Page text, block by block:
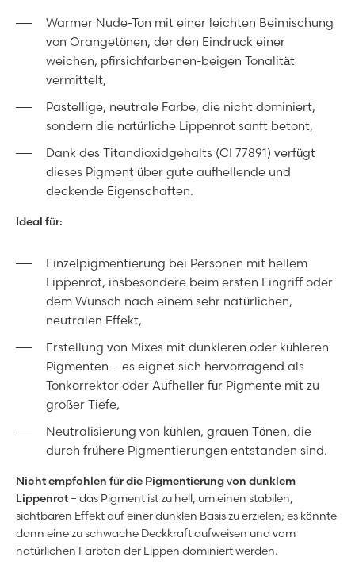
Warmer Nude-Ton mit einer leichten Beimischung
von Orangetönen, der den Eindruck einer
weichen, pfirsichfarbenen-beigen Tonalität
vermittelt,
Pastellige, neutrale Farbe, die nicht dominiert,
sondern die natürliche Lippenrot sanft betont,
Dank des Titandioxidgehalts (CI 77891) verfügt
dieses Pigment über gute aufhellende und
deckende Eigenschaften.
Ideal für:
Einzelpigmentierung bei Personen mit hellem
Lippenrot, insbesondere beim ersten Eingriff oder
dem Wunsch nach einem sehr natürlichen,
neutralen Effekt,
Erstellung von Mixes mit dunkleren oder kühleren
Pigmenten – es eignet sich hervorragend als
Tonkorrektor oder Aufheller für Pigmente mit zu
großer Tiefe,
Neutralisierung von kühlen, grauen Tönen, die
durch frühere Pigmentierungen entstanden sind.
Nicht empfohlen für die Pigmentierung von dunklem
Lippenrot – das Pigment ist zu hell, um einen stabilen,
sichtbaren Effekt auf einer dunklen Basis zu erzielen; es könnte
dann eine zu schwache Deckkraft aufweisen und vom
natürlichen Farbton der Lippen dominiert werden.